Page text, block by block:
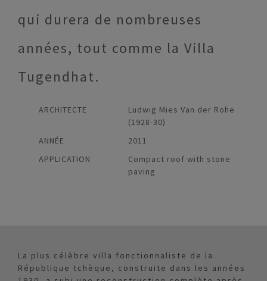
qui durera de nombreuses
années, tout comme la Villa
Tugendhat.
ARCHITECTE
Ludwig Mies Van der Rohe
(1928-30)
ANNÉE
2011
APPLICATION
Compact roof with stone
paving
La plus célèbre villa fonctionnaliste de la
République tchèque, construite dans les années